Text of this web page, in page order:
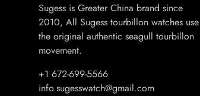
Sugess is Greater China brand since
2010, All Sugess tourbillon watches use
the original authentic seagull tourbillon
movement.
+1 672-699-5566
info.sugesswatch@gmail.com